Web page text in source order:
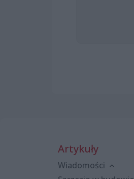
Artykuły
Wiadomości